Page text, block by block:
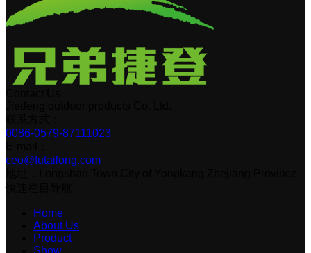
0086-0579-87111023
ceo@futailong.com
Home
About Us
Product